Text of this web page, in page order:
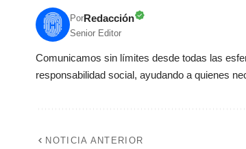
PorRedacción
Senior Editor
Comunicamos sin límites desde todas las
responsabilidad social, ayudando a quienes
NOTICIA ANTERIOR